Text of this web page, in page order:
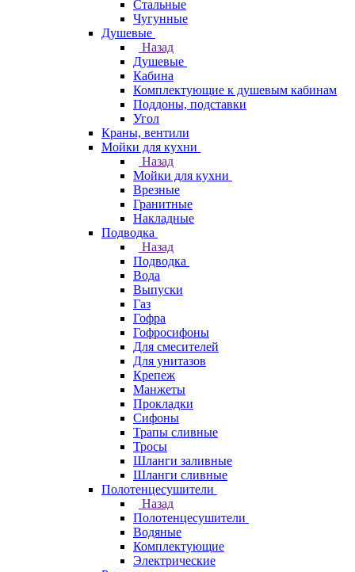
Стальные
Чугунные
Душевые
Назад
Душевые
Кабина
Комплектующие к душевым кабинам
Поддоны, подставки
Угол
Краны, вентили
Мойки для кухни
Назад
Мойки для кухни
Врезные
Гранитные
Накладные
Подводка
Назад
Подводка
Вода
Выпуски
Газ
Гофра
Гофросифоны
Для смесителей
Для унитазов
Крепеж
Манжеты
Прокладки
Сифоны
Трапы сливные
Тросы
Шланги заливные
Шланги сливные
Полотенцесушители
Назад
Полотенцесушители
Водяные
Комплектующие
Электрические